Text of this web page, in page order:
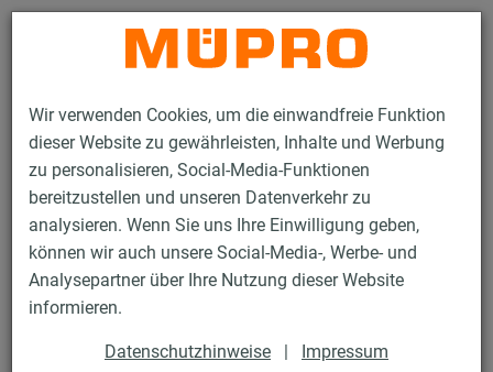
Wir verwenden Cookies, um die einwandfreie Funktion
dieser Website zu gewährleisten, Inhalte und Werbung
zu personalisieren, Social-Media-Funktionen
bereitzustellen und unseren Datenverkehr zu
analysieren. Wenn Sie uns Ihre Einwilligung geben,
können wir auch unsere Social-Media-, Werbe- und
Analysepartner über Ihre Nutzung dieser Website
informieren.
Datenschutzhinweise | Impressum
Kontakt
Produkte Brandschutz
Brandgeprüfte Befestigungen
Installationsschienen
MPC-Systemschienen